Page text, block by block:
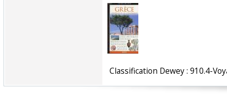
Classification Dewey : 910.4-